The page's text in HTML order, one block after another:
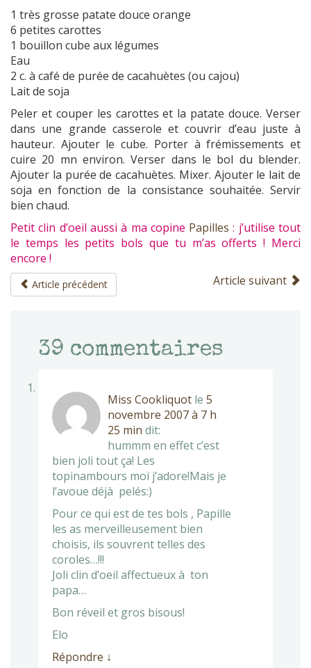
1 très grosse patate douce orange
6 petites carottes
1 bouillon cube aux légumes
Eau
2 c. à café de purée de cacahuètes (ou cajou)
Lait de soja
Peler et couper les carottes et la patate douce. Verser
dans une grande casserole et couvrir d’eau juste à
hauteur. Ajouter le cube. Porter à frémissements et
cuire 20 mn environ. Verser dans le bol du blender.
Ajouter la purée de cacahuètes. Mixer. Ajouter le lait de
soja en fonction de la consistance souhaitée. Servir
bien chaud.
Petit clin d’oeil aussi à ma copine Papilles: j’utilise tout
le temps les petits bols que tu m’as offerts ! Merci
encore !
Article précédent Article suivant
39 commentaires
Miss Cookliquot le 5
novembre 2007 à 7 h
25 min dit:
hummm en effet c’est
bien joli tout ça! Les
topinambours moi j’adore!Mais je
l’avoue déjà pelés:)
Pour ce qui est de tes bols , Papille
les as merveilleusement bien
choisis, ils souvrent telles des
coroles…!!!
Joli clin d’oeil affectueux à ton
papa…
Bon réveil et gros bisous!
Elo
Répondre ↓